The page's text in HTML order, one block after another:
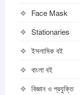
Face Mask
Stationaries
ইসলামিক বই
বাংলা বই
বিজ্ঞান ও প্রযুক্তি